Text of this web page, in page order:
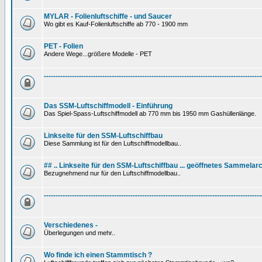
MYLAR - Folienluftschiffe - und Saucer
Wo gibt es Kauf-Folienluftschiffe ab 770 - 1900 mm
PET - Folien
Andere Wege...größere Modelle - PET
Das SSM-Luftschiffmodell - Einführung
Das Spiel-Spass-Luftschiffmodell ab 770 mm bis 1950 mm Gashüllenlänge.
Linkseite für den SSM-Luftschiffbau
Diese Sammlung ist für den Luftschiffmodellbau..
## .. Linkseite für den SSM-Luftschiffbau ... geöffnetes
Bezugnehmend nur für den Luftschiffmodellbau..
Verschiedenes -
Überlegungen und mehr..
Wo finde ich einen Stammtisch ?